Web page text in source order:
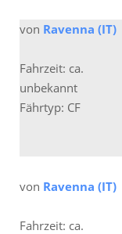
von Ravenna (IT)
Fahrzeit: ca.
unbekannt
Fährtyp: CF
von Ravenna (IT)
Fahrzeit: ca.